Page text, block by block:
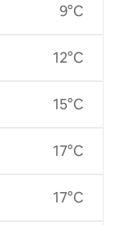
9°C
12°C
15°C
17°C
17°C